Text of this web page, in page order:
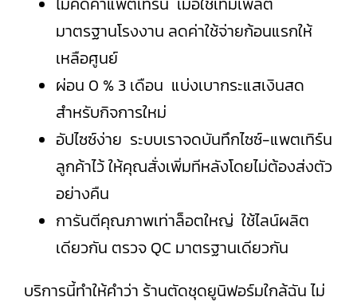
มาตรฐานโรงงาน ลดค่าใช้จ่ายก้อนแรกให้
เหลือศูนย์
ผ่อน 0 % 3 เดือน แบ่งเบากระแสเงินสด
สำหรับกิจการใหม่
อัปไซซ์ง่าย ระบบเราจดบันทึกไซซ์-แพตเทิร์น
ลูกค้าไว้ ให้คุณสั่งเพิ่มทีหลังโดยไม่ต้องส่งตัว
อย่างคืน
การันตีคุณภาพเท่าล็อตใหญ่ ใช้ไลน์ผลิต
เดียวกัน ตรวจ QC มาตรฐานเดียวกัน
บริการนี้ทำให้คำว่า ร้านตัดชุดยูนิฟอร์มใกล้ฉัน ไม่